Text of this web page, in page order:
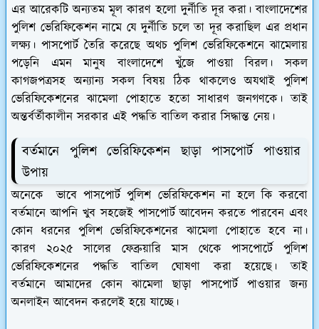
এর আরেকটি অন্যতম মূল কারণ হলো দুর্নীতি দূর করা। বাংলাদেশের
পুলিশ ভেরিফিকেশন নামে যে দুর্নীতি চলে তা দূর করাছিল এর প্রধান
লক্ষ্য। পাসপোর্ট তৈরি করেছে অথচ পুলিশ ভেরিফিকেশনে ঝামেলায়
পড়েনি এমন মানুষ বাংলাদেশে খুঁজে পাওয়া বিরল। সকল
কাগজপত্রসহ অন্যান্য সকল বিষয় ঠিক থাকলেও অযথাই পুলিশ
ভেরিফিকেশনের ঝামেলা পোহাতে হতো সাধারণ জনগণকে। তাই
অন্তর্বর্তীকালীন সরকার এই পদ্ধতি বাতিল করার সিদ্ধান্ত নেয়।
বর্তমানে পুলিশ ভেরিফিকেশন ছাড়া পাসপোর্ট পাওয়ার
উপায়
অনেকে ভাবে পাসপোর্ট পুলিশ ভেরিফিকেশন না হলে কি করবো
বর্তমানে আপনি খুব সহজেই পাসপোর্ট আবেদন করতে পারবেন এবং
কোন ধরনের পুলিশ ভেরিফিকেশনের ঝামেলা পোহাতে হবে না।
কারণ ২০২৫ সালের ফেব্রুয়ারি মাস থেকে পাসপোর্টে পুলিশ
ভেরিফিকেশনের পদ্ধতি বাতিল ঘোষণা করা হয়েছে। তাই
বর্তমানে আমাদের কোন ঝামেলা ছাড়া পাসপোর্ট পাওয়ার জন্য
অনলাইন আবেদন করলেই হয়ে যাচ্ছে।